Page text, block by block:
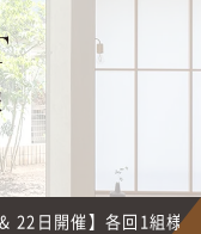
& 22日開催】各回1組様